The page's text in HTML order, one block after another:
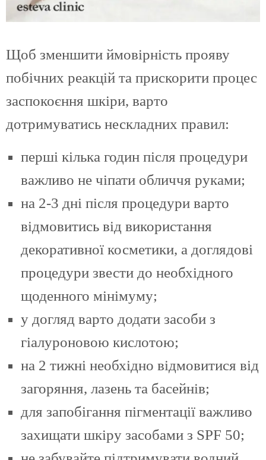
Щоб зменшити ймовірність прояву
побічних реакцій та прискорити процес
заспокоєння шкіри, варто
дотримуватись нескладних правил:
перші кілька годин після процедури
важливо не чіпати обличчя руками;
на 2-3 дні після процедури варто
відмовитись від використання
декоративної косметики, а доглядові
процедури звести до необхідного
щоденного мінімуму;
у догляд варто додати засоби з
гіалуроновою кислотою;
на 2 тижні необхідно відмовитися від
загоряння, лазень та басейнів;
для запобігання пігментації важливо
захищати шкіру засобами з SPF 50;